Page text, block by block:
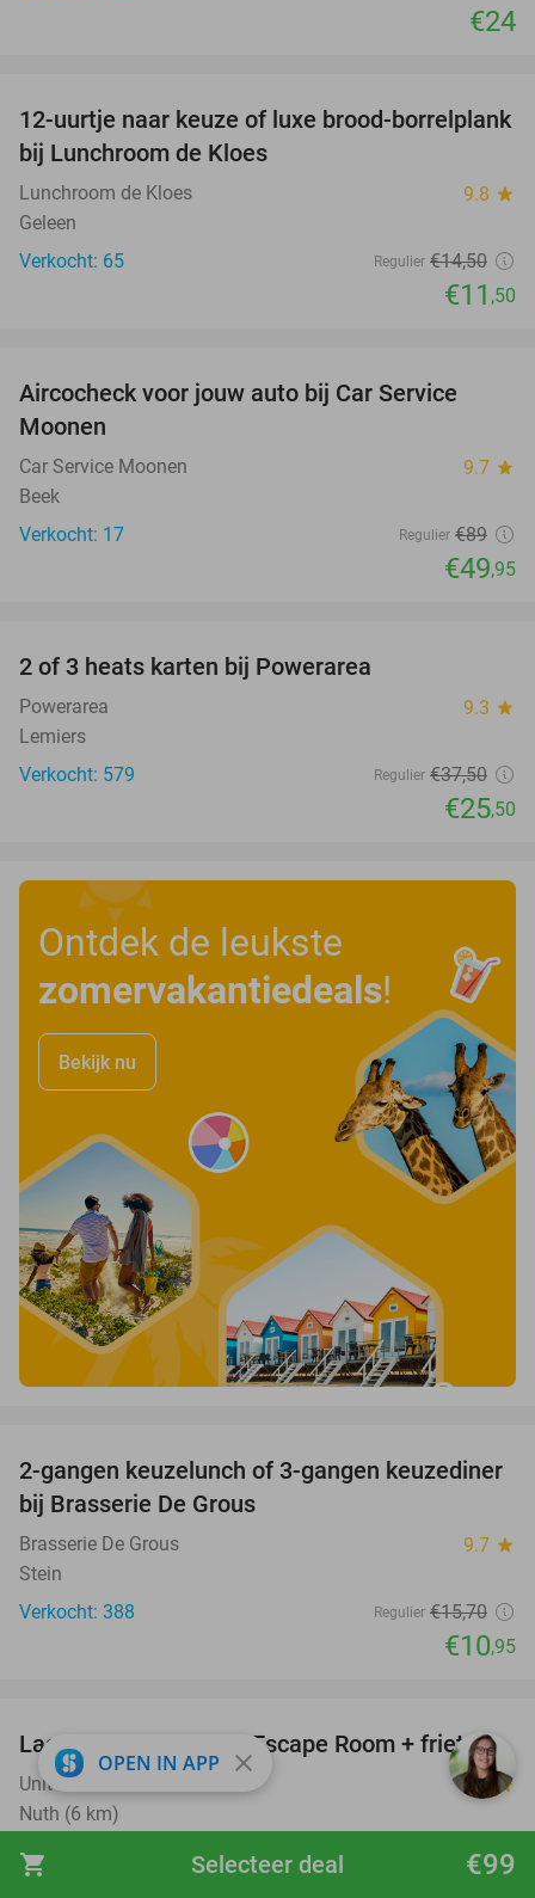
shopping_cart €99
Selecteer deal
€24
21%
12-uurtje naar keuze of luxe brood-borrelplank
bij Lunchroom de Kloes
Lunchroom de Kloes 9.8 star
Geleen
Verkocht: 65
Regulier €14,50
€11 ,50
Aircocheck voor jouw auto bij Car Service
Moonen
Car Service Moonen 9.7 star
Beek
Verkocht: 17
Regulier €89
€49,95
2 of 3 heats karten bij Powerarea
Powerarea 9.3 star
Lemiers
Verkocht: 579
Regulier €37,50
€25,50
Ontdek de leukste
zomervakantiedeals!
Bekijk nu
30%
2-gangen keuzelunch of 3-gangen keuzediner
bij Brasserie De Grous
Brasserie De Grous 9.7 star
Stein
Verkocht: 388
Regulier €15,70
€10,95
39%
Laser Maze + X-Cube Escape Room + friet
Unit 13 8.6star
Nuth (6 km)
Verkocht: 431
€38
€23
OPEN IN APP close